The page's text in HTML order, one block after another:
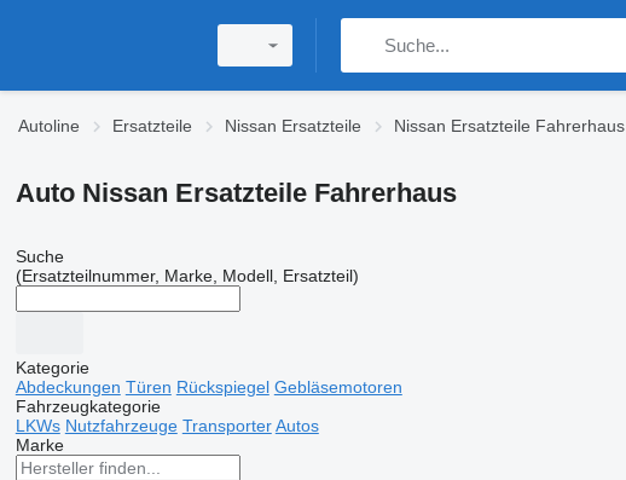
Autoline Ersatzteile Nissan Ersatzteile Nissan Ersatzteile Fahrerhaus
Auto Nissan Ersatzteile Fahrerhaus
Suche
(Ersatzteilnummer, Marke, Modell, Ersatzteil)
Kategorie
Abdeckungen Türen Rückspiegel Gebläsemotoren
Fahrzeugkategorie
LKWs Nutzfahrzeuge Transporter Autos
Marke